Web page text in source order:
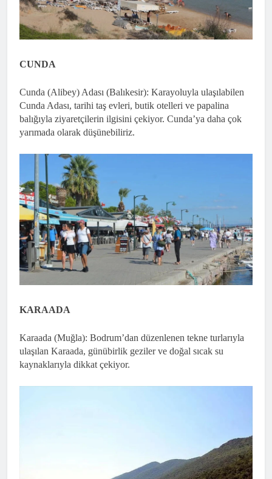
CUNDA
Cunda (Alibey) Adası (Balıkesir): Karayoluyla ulaşılabilen
Cunda Adası, tarihi taş evleri, butik otelleri ve papalina
balığıyla ziyaretçilerin ilgisini çekiyor. Cunda’ya daha çok
yarımada olarak düşünebiliriz.
KARAADA
Karaada (Muğla): Bodrum’dan düzenlenen tekne turlarıyla
ulaşılan Karaada, günübirlik geziler ve doğal sıcak su
kaynaklarıyla dikkat çekiyor.